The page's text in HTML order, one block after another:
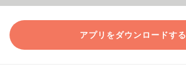
アプリをダウンロードする